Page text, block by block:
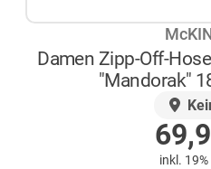
Damen Zipp-Off-
"Mandorak"
inkl.